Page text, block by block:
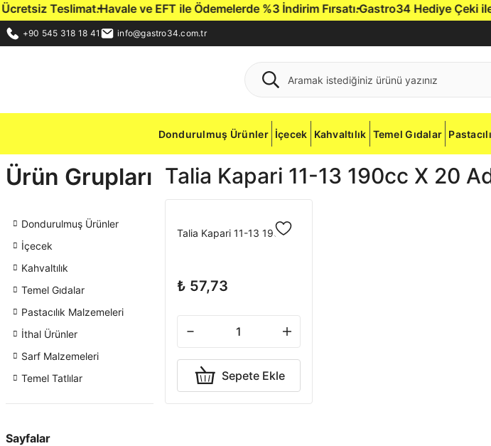
Teslimat.Havale ve EFT ile Ödemelerde %3 İndirim Fırsatı.Gastro34 Hediye Çeki ile
+90 545 318 18 41 info@gastro34.com.tr
Dondurulmuş Ürünler İçecek Kahvaltılık Temel Gıdalar
Ürün Grupları
Dondurulmuş Ürünler
İçecek
Kahvaltılık
Temel Gıdalar
Pastacılık Malzemeleri
İthal Ürünler
Sarf Malzemeleri
Temel Tatlılar
Sayfalar
Talia Kapari 11-13 190cc X 20
Talia Kapari 11-13 190cc
₺ 57,73
Sepete Ekle